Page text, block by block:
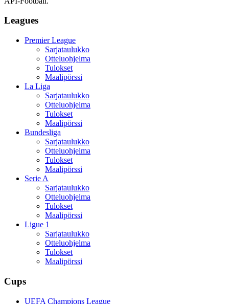
Leagues
Premier League
Sarjataulukko
Otteluohjelma
Tulokset
Maalipörssi
La Liga
Sarjataulukko
Otteluohjelma
Tulokset
Maalipörssi
Bundesliga
Sarjataulukko
Otteluohjelma
Tulokset
Maalipörssi
Serie A
Sarjataulukko
Otteluohjelma
Tulokset
Maalipörssi
Ligue 1
Sarjataulukko
Otteluohjelma
Tulokset
Maalipörssi
Cups
UEFA Champions League